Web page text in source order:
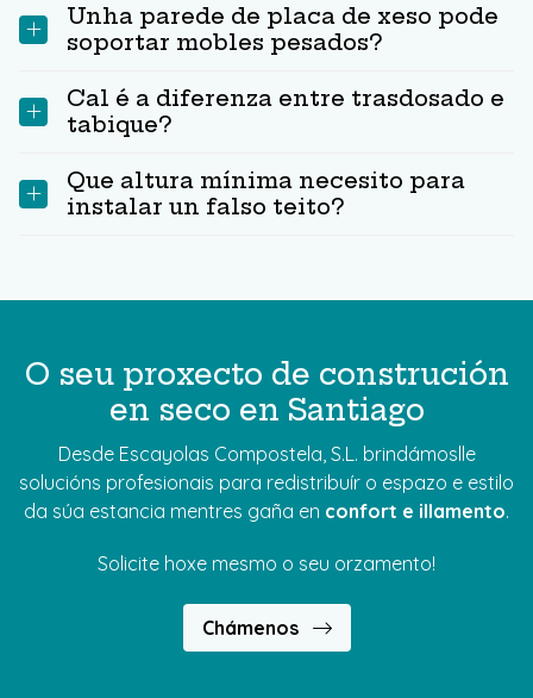
Unha parede de placa de xeso pode
soportar mobles pesados?
Cal é a diferenza entre trasdosado e
tabique?
Que altura mínima necesito para
instalar un falso teito?
O seu proxecto de construción
en seco en Santiago
Desde Escayolas Compostela, S.L. brindámoslle
solucións profesionais para redistribuír o espazo e estilo
da súa estancia mentres gaña en confort e illamento.
Solicite hoxe mesmo o seu orzamento!
Chámenos